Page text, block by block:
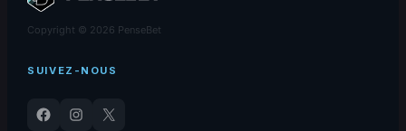
Copyright © 2026 PenseBet
SUIVEZ-NOUS
Facebook Instagram
X